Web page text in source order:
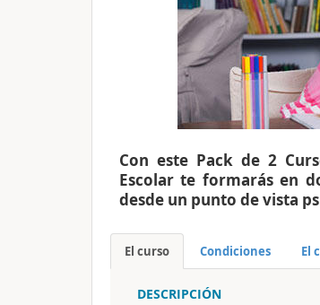
Con este Pack de 2
Escolar te formarás en
desde un punto de vista
El curso Condiciones El
DESCRIPCIÓN